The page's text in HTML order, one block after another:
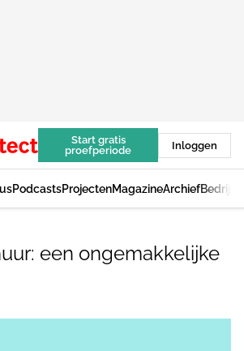
Start gratis
proefperiode
Inloggen
PodcastsProjectenMagazineArchief
een ongemakkelijke